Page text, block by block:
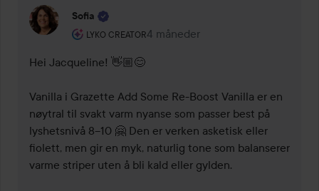
Sofia
LYKO CREATOR
Brukerens rolle: Lyko Creator.
4 måneder
Kommentaren lades 4 måneder
Hei Jacqueline! 👋🏼😊
Vanilla i Grazette Add Some Re-Boost Vanilla er en
nøytral til svakt varm nyanse som passer best på
lyshetsnivå 8–10 🤗 Den er verken asketisk eller
fiolett, men gir en myk, naturlig tone som balanserer
varme striper uten å bli kald eller gylden.